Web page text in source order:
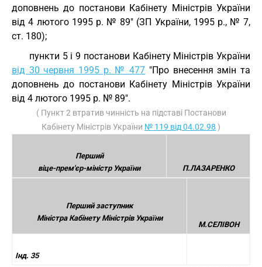
доповнень до постанови Кабінету Міністрів України
від 4 лютого 1995 р. № 89" (ЗП України, 1995 р., № 7,
ст. 180);
пункти 5 і 9 постанови Кабінету Міністрів України
від 30 червня 1995 р. № 477 "Про внесення змін та
доповнень до постанови Кабінету Міністрів України
від 4 лютого 1995 р. № 89".
( Пункт 2 втратив чинність на підставі Постанови
Кабінету Міністрів України № 119 від 04.02.98 )
Перший
віце-прем'єр-міністр України
П.ЛАЗАРЕНКО
Перший заступник
Міністра Кабінету Міністрів України
М.СЕЛІВОН
Інд. 35